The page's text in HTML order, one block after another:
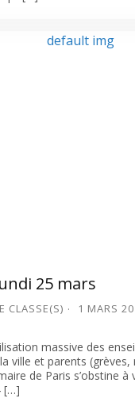
25 mars
CLASSE(S) 1 MARS
massive des
ville et parents
de Paris s’obstine à
[…]